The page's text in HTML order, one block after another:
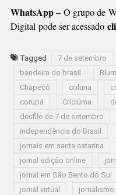
WhatsApp – O grupo de
Digital pode ser acessado
Tagged 7 de setembro
bandeira do brasil
Chapecó
coluna
corupá
Criciúma
desfile de 7 de setembro
independência do Brasil
jornais em santa catarina
jornal edição online
jornal em São Bento do Sul
jornal virtual
jornalismo